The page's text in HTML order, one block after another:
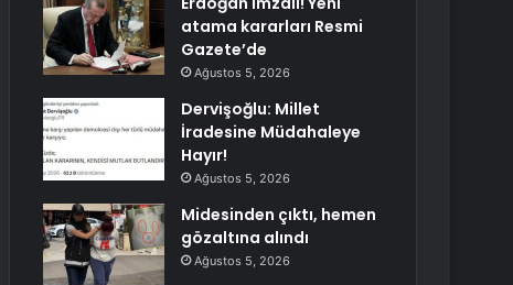
atama kararları Resmi
Gazete’de
Ağustos 5, 2026
Dervişoğlu: Millet
İradesine Müdahaleye
Hayır!
Ağustos 5, 2026
Midesinden çıktı, hemen
gözaltına alındı
Ağustos 5, 2026